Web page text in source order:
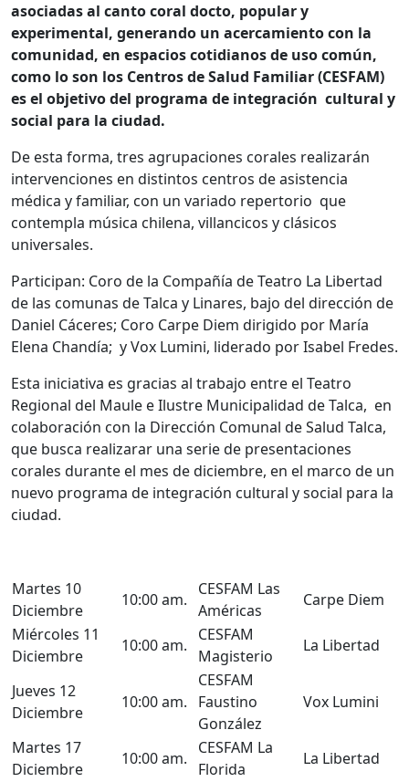
asociadas al canto coral docto, popular y
experimental, generando un acercamiento con la
comunidad, en espacios cotidianos de uso común,
como lo son los Centros de Salud Familiar (CESFAM)
es el objetivo del programa de integración cultural y
social para la ciudad.
De esta forma, tres agrupaciones corales realizarán
intervenciones en distintos centros de asistencia
médica y familiar, con un variado repertorio que
contempla música chilena, villancicos y clásicos
universales.
Participan: Coro de la Compañía de Teatro La Libertad
de las comunas de Talca y Linares, bajo del dirección de
Daniel Cáceres; Coro Carpe Diem dirigido por María
Elena Chandía; y Vox Lumini, liderado por Isabel Fredes.
Esta iniciativa es gracias al trabajo entre el Teatro
Regional del Maule e Ilustre Municipalidad de Talca, en
colaboración con la Dirección Comunal de Salud Talca,
que busca realizarar una serie de presentaciones
corales durante el mes de diciembre, en el marco de un
nuevo programa de integración cultural y social para la
ciudad.
Martes 10
Diciembre
10:00 am.
CESFAM Las
Américas
Carpe Diem
Miércoles 11
Diciembre
10:00 am.
CESFAM
Magisterio
La Libertad
Jueves 12
Diciembre
10:00 am.
CESFAM
Faustino
González
Vox Lumini
Martes 17
Diciembre
10:00 am.
CESFAM La
Florida
La Libertad